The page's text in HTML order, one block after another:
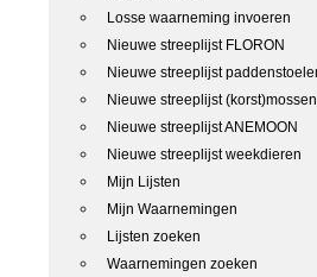
Losse waarneming invoeren
Nieuwe streeplijst FLORON
Nieuwe streeplijst
Nieuwe streeplijst (korst)mossen
Nieuwe streeplijst ANEMOON
Nieuwe streeplijst weekdieren
Mijn Lijsten
Mijn Waarnemingen
Lijsten zoeken
Waarnemingen zoeken